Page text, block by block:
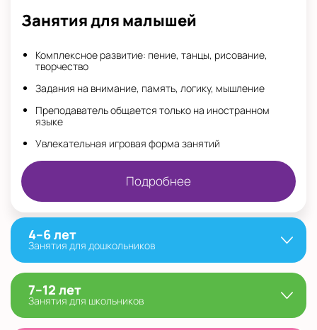
Занятия для малышей
Комплексное развитие: пение, танцы, рисование,
творчество
Задания на внимание, память, логику, мышление
Преподаватель общается только на иностранном
языке
Увлекательная игровая форма занятий
Подробнее
4–6 лет
Занятия для дошкольников
7–12 лет
Занятия для школьников